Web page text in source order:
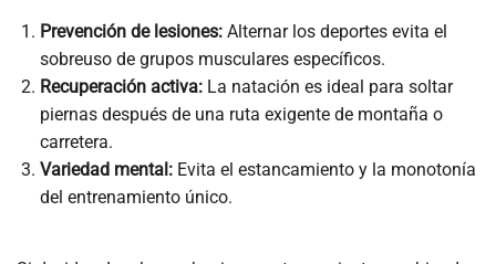
Prevención de lesiones:Alternar los deportes evita el
sobreuso de grupos musculares específicos.
Recuperación activa:La natación es ideal para soltar
piernas después de una ruta exigente de montaña o
carretera.
Variedad mental:Evita el estancamiento y la monotonía
del entrenamiento único.